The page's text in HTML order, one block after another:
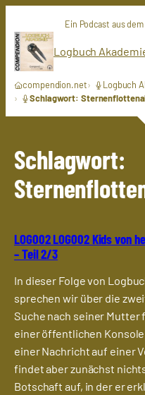
Inhalt
springen
Ein Podcast aus dem
Logbuch
compendion.net
Logbuch
Schlagwort:
Schlagwort:
LOG002 LOG002 Kids von
– Teil 2/3
In dieser Folge von
sprechen wir über die
Suche nach seiner Mutter
einer öffentlichen
einer Nachricht auf einer
findet aber zunächst
Botschaft auf, in der er